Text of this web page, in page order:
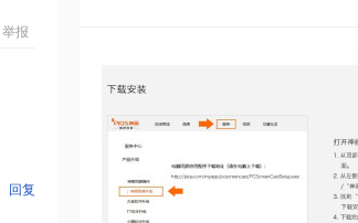
举报
回复
神画TT-P商务版同屏升级后产品
带来的优化分